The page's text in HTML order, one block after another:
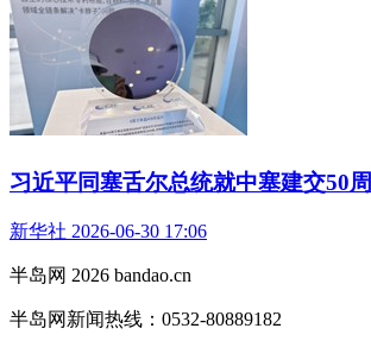
习近平同塞舌尔总统就中塞建交50
新华社 2026-06-30 17:06
半岛网 2026 bandao.cn
半岛网新闻热线：0532-80889182